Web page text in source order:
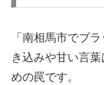
「南相馬市でブ
き込みや甘い言
めの罠です。